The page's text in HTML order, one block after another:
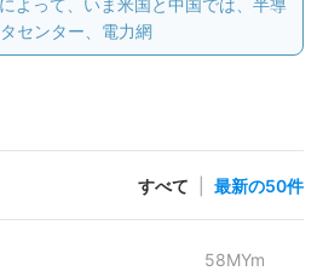
よって、いま米国と中国では、半導
センター、電力網
すべて 最新の50件
58MYm